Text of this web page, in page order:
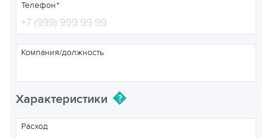
Телефон
Компания/должность
Характеристики
Расход